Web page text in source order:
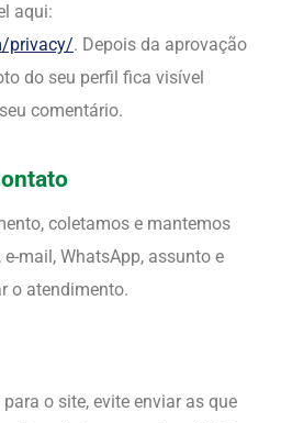
aqui:
privacy/. Depois da aprovação
do seu perfil fica visível
comentário.
coletamos e mantemos
mail, WhatsApp, assunto e
o atendimento.
o site, evite enviar as que